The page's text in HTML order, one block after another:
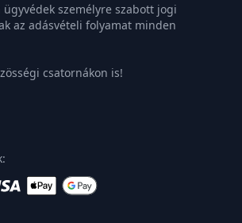
személyre szabott jogi
az adásvételi folyamat minden
csatornákon is!